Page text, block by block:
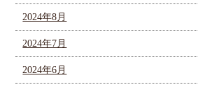
2024年8月
2024年7月
2024年6月